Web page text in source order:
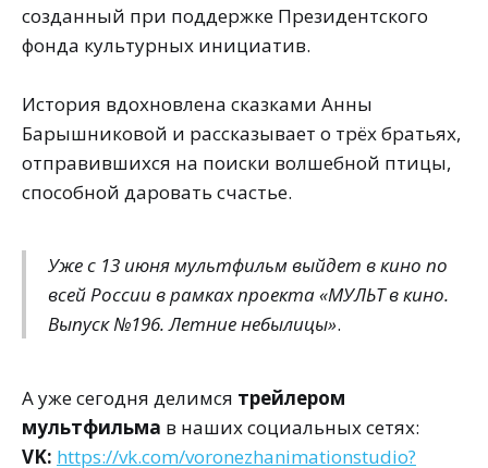
созданный при поддержке Президентского
фонда культурных инициатив.
История вдохновлена сказками Анны
Барышниковой и рассказывает о трёх братьях,
отправившихся на поиски волшебной птицы,
способной даровать счастье.
Уже с 13 июня мультфильм выйдет в кино по
всей России в рамках проекта«МУЛЬТ в кино.
Выпуск №196. Летние небылицы».
️А уже сегодня делимся трейлером
мультфильма в наших социальных сетях:
VK: https://vk.com/voronezhanimationstudio?